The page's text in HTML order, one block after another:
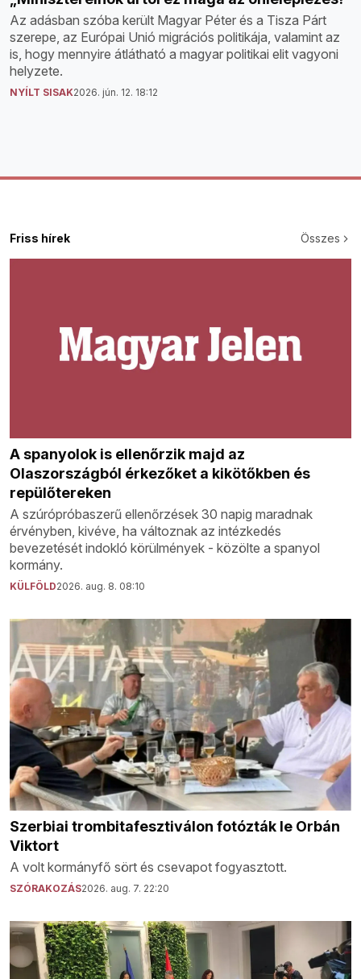
Az adásban szóba került Magyar Péter és a Tisza Párt
szerepe, az Európai Unió migrációs politikája, valamint az
is, hogy mennyire átlátható a magyar politikai elit vagyoni
helyzete.
NYÍLT SISAK2026. jún. 12. 18:12
Friss hírek Összes
A spanyolok is ellenőrzik majd az
Olaszországból érkezőket a kikötőkben és
repülőtereken
A szúrópróbaszerű ellenőrzések 30 napig maradnak
érvényben, kivéve, ha változnak az intézkedés
bevezetését indokló körülmények - közölte a spanyol
kormány.
KÜLFÖLD2026. aug. 8. 08:10
Szerbiai trombitafesztiválon fotózták le Orbán
Viktort
A volt kormányfő sört és csevapot fogyasztott.
SZÓRAKOZÁS2026. aug. 7. 22:20